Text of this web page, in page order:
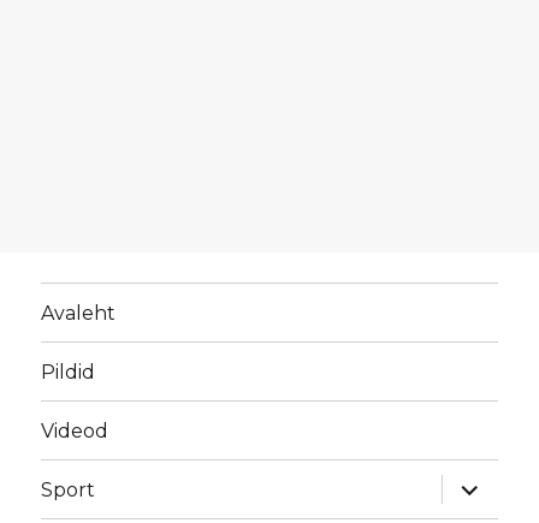
Avaleht
Pildid
Videod
Sport
laienda